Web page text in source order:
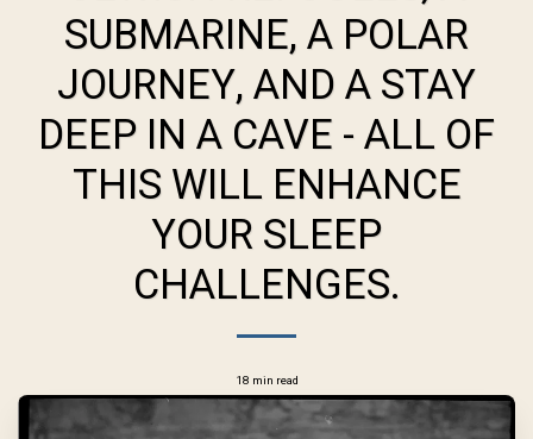
SUBMARINE, A POLAR
JOURNEY, AND A STAY
DEEP IN A CAVE - ALL OF
THIS WILL ENHANCE
YOUR SLEEP
CHALLENGES.
18 min read